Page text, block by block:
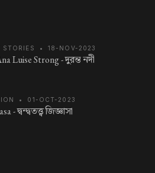
STORIES • 18-NOV-2023
Luise Strong -দুরন্ত নদী
• 01-OCT-2023
-দ্বন্দ্বতত্ত্ব জিজ্ঞাসা